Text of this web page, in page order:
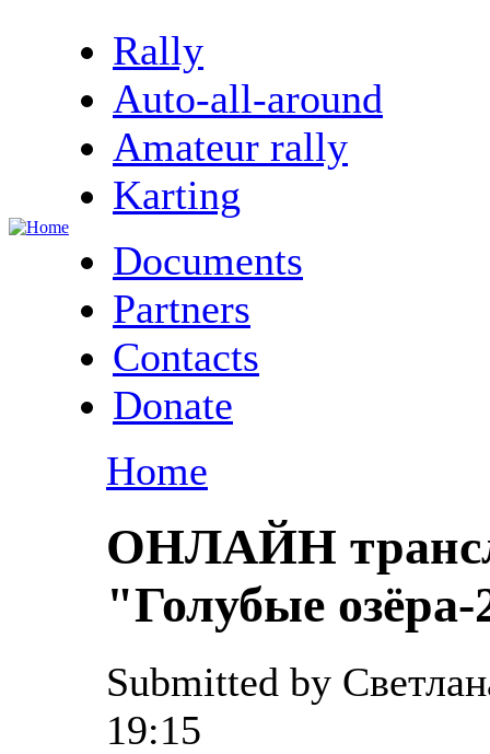
Rally
Auto-all-around
Amateur rally
Karting
Documents
Partners
Contacts
Donate
Home
ОНЛАЙН
"Голубые
Submitted by
19:15